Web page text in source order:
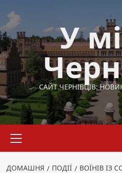
до
вмісту
У
САЙТ ЧЕРНІВЦІВ:
меню
ДОМАШНЯ ПОДІЇ
ВОЇНІВ ІЗ